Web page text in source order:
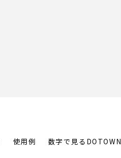
使用例 数字で見るDOTOWN